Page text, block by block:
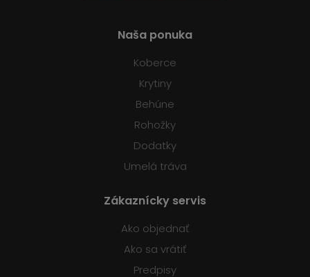
Naša ponuka
Koberce
Krytiny
Behúne
Rohožky
Dodatky
Umelá tráva
Zákaznícky servis
Ako objednať
Ako sa vrátiť
Predpisy